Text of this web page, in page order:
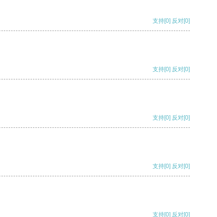
支持[0] 反对[0]
支持[0] 反对[0]
支持[0] 反对[0]
支持[0] 反对[0]
支持[0] 反对[0]